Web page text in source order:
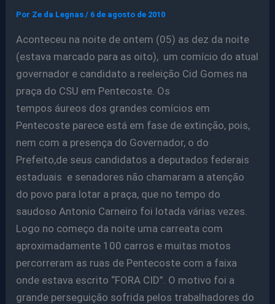
Por Ze da Legnas/ 6 de agosto de 2010
Aconteceu na noite de ontem (05) as dez da noite
(estava marcado para as oito), um comício do atual
governador e candidato a reeleição Cid Gomes na
praça do CSU em Pentecoste. Os
tempos áureos dos grandes comícios em
Pentecoste parece está em fase de extinção, pois,
nem com a presença do Governador, o do
Prefeito,de seus candidatos a deputados federais
estaduais e senadores não chamaram a atenção
do povo para lotar a praça, que no tempo do
saudoso Antonio Carneiro foi lotada várias vezes.
Logo no começo da noite uma carreata com
aproximadamente 100 carros e muitas motos
percorreram as ruas de Pentecoste com a faixa
onde estava escrito “FORA CID”. O motivo foi a
grande perseguição sofrida pelos trabalhadores do